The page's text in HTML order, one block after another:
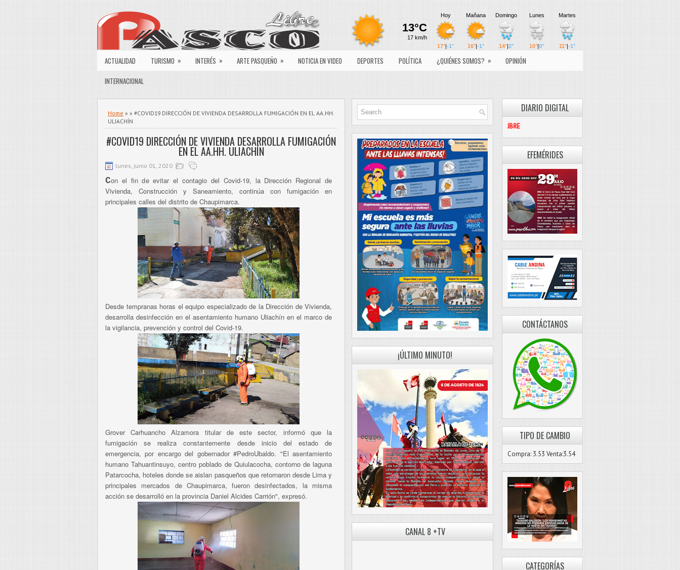
ACTUALIDAD TURISMO » INTERÉS » ARTE PASQUEÑO » NOTICIA EN VIDEO DEPORTES POLÍTICA ¿QUIÉNES SOMOS? »
OPINIÓN
INTERNACIONAL
Home » » #COVID19 DIRECCIÓN DE VIVIENDA DESARROLLA FUMIGACIÓN EN EL AA.HH.
ULIACHÍN
#COVID19 DIRECCIÓN DE VIVIENDA DESARROLLA FUMIGACIÓN
EN EL AA.HH. ULIACHÍN
lunes, junio 01, 2020
Con el fin de evitar el contagio del Covid-19, la Dirección Regional de
Vivienda, Construcción y Saneamiento, continúa con fumigación en
principales calles del distrito de Chaupimarca.
Desde tempranas horas el equipo especializado de la Dirección de Vivienda,
desarrolla desinfección en el asentamiento humano Uliachín en el marco de
la vigilancia, prevención y control del Covid-19.
Grover Carhuancho Alzamora titular de este sector, informó que la
fumigación se realiza constantemente desde inicio del estado de
emergencia, por encargo del gobernador #PedroUbaldo. "El asentamiento
humano Tahuantinsuyo, centro poblado de Quiulacocha, contorno de laguna
Patarcocha, hoteles donde se aislan pasqueños que retornaron desde Lima y
principales mercados de Chaupimarca, fueron desinfectados, la misma
acción se desarrolló en la provincia Daniel Alcides Carrión", expresó.
¡ÚLTIMO MINUTO!
CANAL 8 +TV
DIARIO DIGITAL
EFEMÉRIDES
CONTÁCTANOS
TIPO DE CAMBIO
Compra: 3.53 Venta:3.54
CATEGORÍAS